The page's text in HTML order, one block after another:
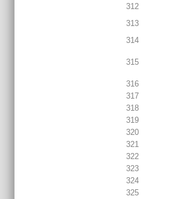
312
313
314
315
316
317
318
319
320
321
322
323
324
325